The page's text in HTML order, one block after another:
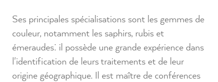
Ses principales spécialisations sont les gemmes de
couleur, notamment les saphirs, rubis et
émeraudes: il possède une grande expérience dans
l'identification de leurs traitements et de leur
origine géographique. Il est maître de conférences